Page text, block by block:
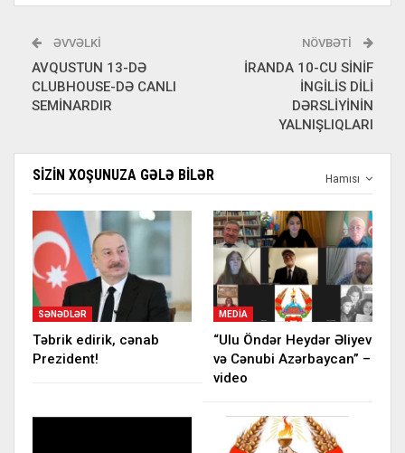
ƏVVƏLKI
AVQUSTUN 13-DƏ
CLUBHOUSE-DƏ CANLI
SEMİNARDIR
NÖVBƏTI
İRANDA 10-CU SİNİF
İNGİLİS DİLİ
DƏRSLİYİNİN
YALNIŞLIQLARI
Hamısı
SIZIN XOŞUNUZA GƏLƏ BILƏR
SƏNƏDLƏR
Təbrik edirik, cənab
Prezident!
MEDIA
“Ulu Öndər Heydər Əliyev
və Cənubi Azərbaycan” –
video